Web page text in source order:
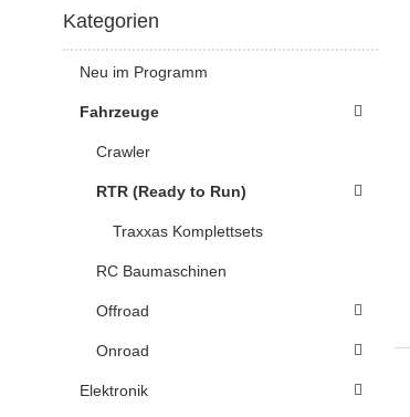
Kategorien
Neu im Programm
Fahrzeuge
Crawler
RTR (Ready to Run)
Traxxas Komplettsets
RC Baumaschinen
Offroad
Onroad
Elektronik